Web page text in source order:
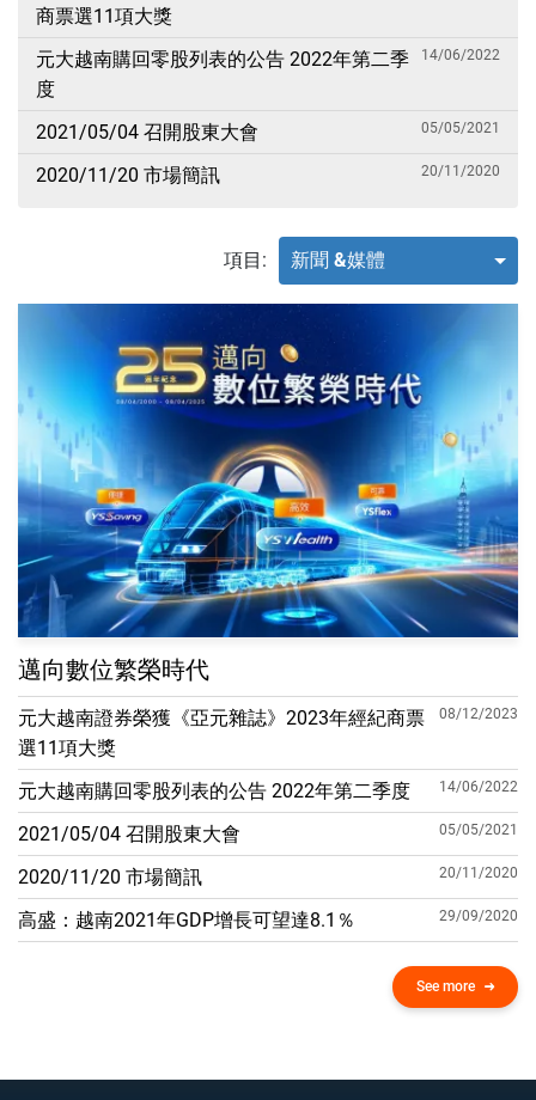
商票選11項大獎
元大越南購回零股列表的公告 2022年第二季
度
14/06/2022
2021/05/04 召開股東大會 05/05/2021
2020/11/20 市場簡訊 20/11/2020
項目: 新聞 &媒體
邁向數位繁榮時代
元大越南證券榮獲《亞元雜誌》2023年經紀商票
選11項大獎
08/12/2023
元大越南購回零股列表的公告 2022年第二季度 14/06/2022
2021/05/04 召開股東大會 05/05/2021
2020/11/20 市場簡訊 20/11/2020
高盛：越南2021年GDP增​​長可望達8.1％ 29/09/2020
See more